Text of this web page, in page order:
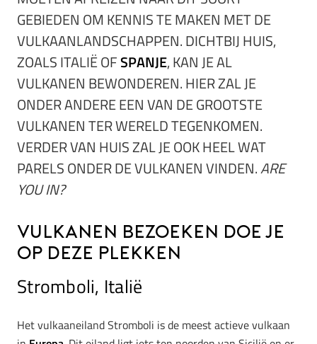
GEBIEDEN OM KENNIS TE MAKEN MET DE
VULKAANLANDSCHAPPEN. DICHTBIJ HUIS,
ZOALS ITALIË OFSPANJE, KAN JE AL
VULKANEN BEWONDEREN. HIER ZAL JE
ONDER ANDERE EEN VAN DE GROOTSTE
VULKANEN TER WERELD TEGENKOMEN.
VERDER VAN HUIS ZAL JE OOK HEEL WAT
PARELS ONDER DE VULKANEN VINDEN.ARE
YOU IN?
Vulkanen bezoeken doe je
op deze plekken
Stromboli, Italië
Het vulkaaneiland Stromboli is de meest actieve vulkaan